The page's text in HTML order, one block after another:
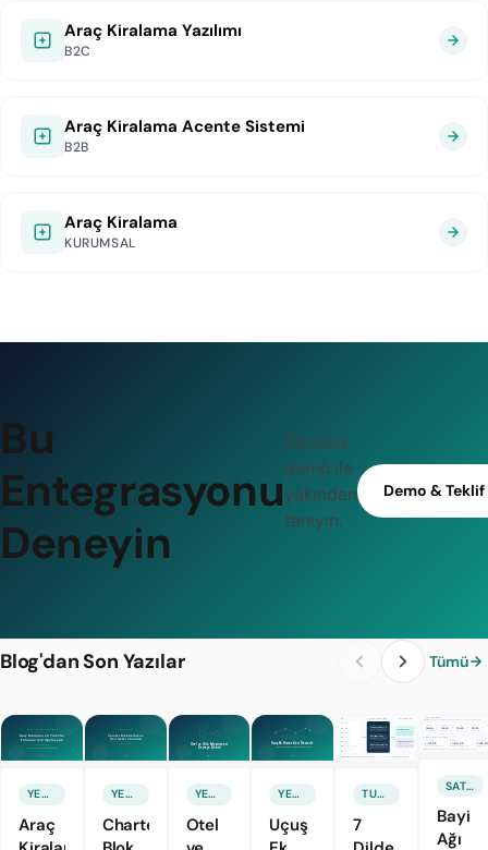
Araç Kiralama Yazılımı
B2C
Araç Kiralama Acente Sistemi
B2B
Araç Kiralama
KURUMSAL
Bu
Entegrasyonu
Deneyin
Ücretsiz
demo ile
yakından
tanıyın.
Demo &
Blog'dan Son Yazılar Tümü
YENI ÖZELLIK
Araç
YENI ÖZELLIK
Charter
YENI ÖZELLIK
Otel
YENI ÖZELLIK
Uçuş
TURIZM TEKNOLOJILERI
7
SATIŞ & PAZARLAMA
Bayi
Ağı